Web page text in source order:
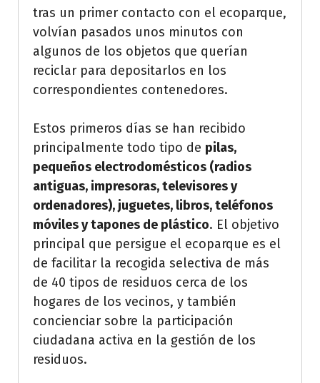
tras un primer contacto con el ecoparque,
volvían pasados unos minutos con
algunos de los objetos que querían
reciclar para depositarlos en los
correspondientes contenedores.
Estos primeros días se han recibido
principalmente todo tipo de pilas,
pequeños electrodomésticos (radios
antiguas, impresoras, televisores y
ordenadores), juguetes, libros, teléfonos
móviles y tapones de plástico. El objetivo
principal que persigue el ecoparque es el
de facilitar la recogida selectiva de más
de 40 tipos de residuos cerca de los
hogares de los vecinos, y también
concienciar sobre la participación
ciudadana activa en la gestión de los
residuos.